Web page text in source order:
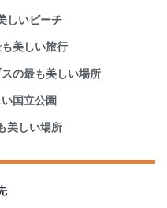
しいビーチ
美しい旅行
の最も美しい場所
国立公園
美しい場所